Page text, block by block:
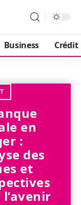
Business Crédit
en
:
des
et